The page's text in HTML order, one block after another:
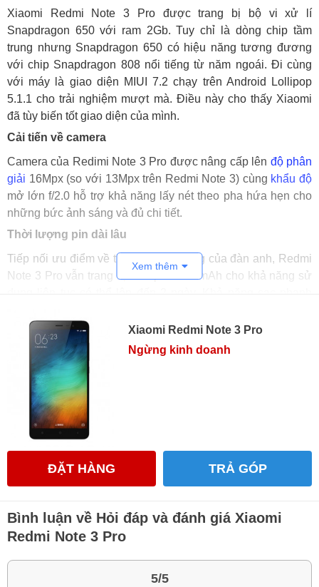
Xiaomi Redmi Note 3 Pro được trang bị bộ vi xử lí
Snapdragon 650 với ram 2Gb. Tuy chỉ là dòng chip tầm
trung nhưng Snapdragon 650 có hiệu năng tương đương
với chip Snapdragon 808 nổi tiếng từ năm ngoái. Đi cùng
với máy là giao diện MIUI 7.2 chạy trên Android Lollipop
5.1.1 cho trải nghiệm mượt mà. Điều này cho thấy Xiaomi
đã tùy biến tốt giao diện của mình.
Cải tiến về camera
Camera của Redimi Note 3 Pro được nâng cấp lên độ phân
giải 16Mpx (so với 13Mpx trên Redmi Note 3) cùng khẩu độ
mở lớn f/2.0 hỗ trợ khả năng lấy nét theo pha hứa hẹn cho
những bức ảnh sáng và đủ chi tiết.
Thời lượng pin dài lâu
Tiếp nối ưu điểm về thời gian sử dụng của đàn anh, Redmi
Note 3 Pro vẫn trang bị viên pin 4000mAh cho khả năng sử
100% chỉ mất hơn 2 tiếng đồng hồ.
Xem thêm
Xiaomi Redmi Note 3 Pro
Ngừng kinh doanh
ĐẶT HÀNG TRẢ GÓP
Bình luận về Hỏi đáp và đánh giá Xiaomi
Redmi Note 3 Pro
5/5